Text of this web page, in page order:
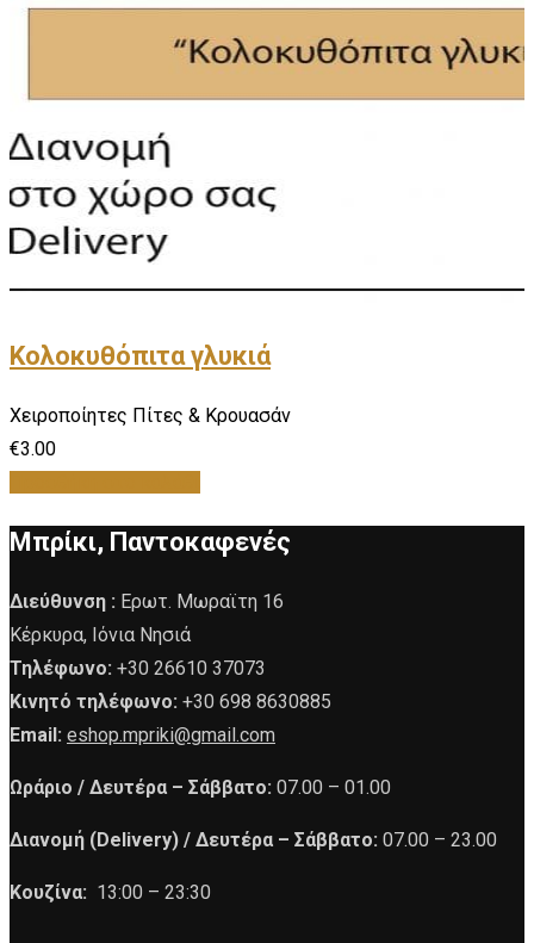
Κολοκυθόπιτα γλυκιά
Χειροποίητες Πίτες & Κρουασάν
€3.00
Μπρίκι, Παντοκαφενές
Διεύθυνση : Ερωτ. Μωραϊτη 16
Κέρκυρα, Ιόνια Νησιά
Τηλέφωνο: +30 26610 37073
Κινητό τηλέφωνο: +30 698 8630885
Email: eshop.mpriki@gmail.com
Ωράριο / Δευτέρα – Σάββατο: 07.00 – 01.00
Διανομή (Delivery) / Δευτέρα – Σάββατο: 07.00 – 23.00
Κουζίνα: 13:00 – 23:30